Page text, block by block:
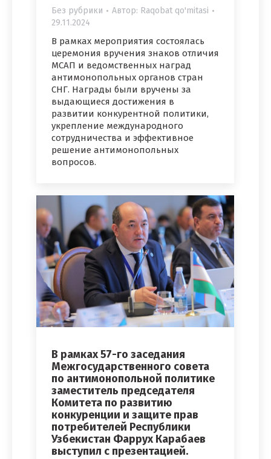
Без рубрики Автор: Raqobat qo'mitasi
29.11.2024
В рамках мероприятия состоялась
церемония вручения знаков отличия
МСАП и ведомственных наград
антимонопольных органов стран
СНГ. Награды были вручены за
выдающиеся достижения в
развитии конкурентной политики,
укрепление международного
сотрудничества и эффективное
решение антимонопольных
вопросов.
В рамках 57-го заседания
Межгосударственного совета
по антимонопольной политике
заместитель председателя
Комитета по развитию
конкуренции и защите прав
потребителей Республики
Узбекистан Фаррух Карабаев
выступил с презентацией.